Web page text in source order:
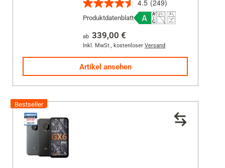
4.5 (249)
4.5
von
5
Sternen.
249
Bewertungen
Produktdatenblatt
ab 339,00 €
Inkl. MwSt., kostenloser Versand
Artikel ansehen
Bestseller